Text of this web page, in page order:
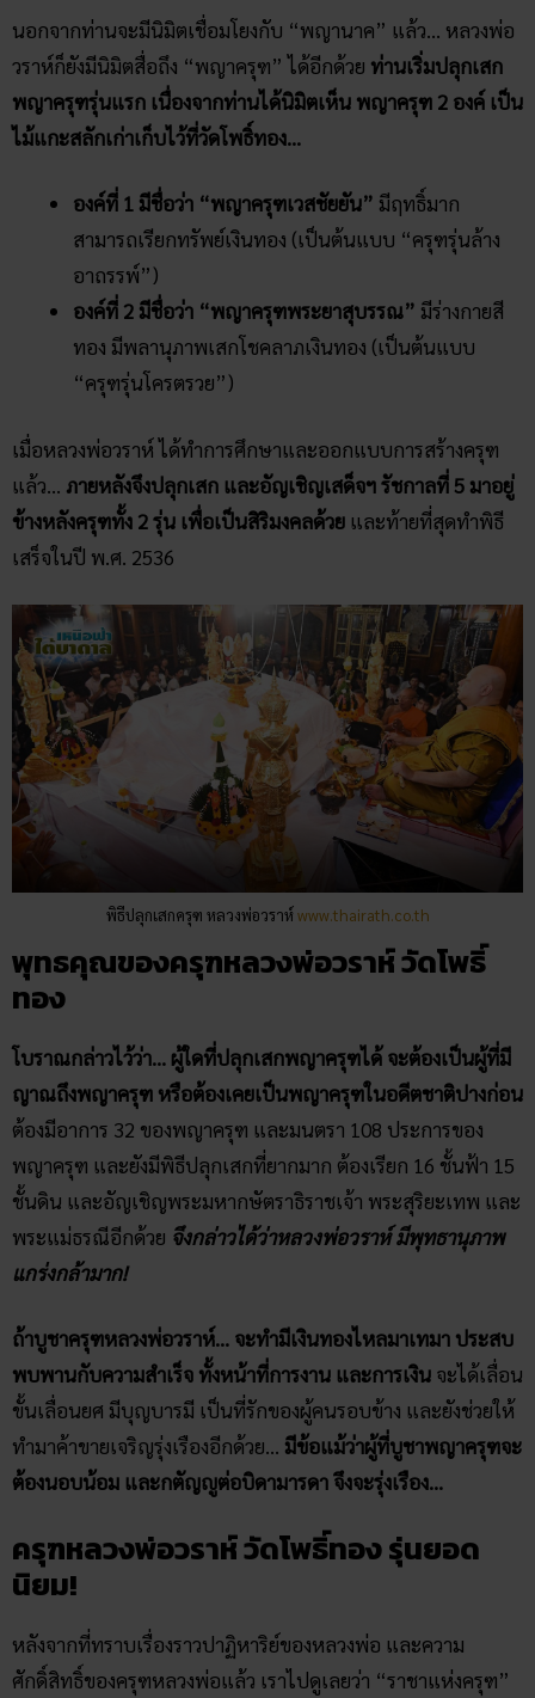
นอกจากท่านจะมีนิมิตเชื่อมโยงกับ “พญานาค” แล้ว… หลวงพ่อ
วราห์ก็ยังมีนิมิตสื่อถึง “พญาครุฑ” ได้อีกด้วย ท่านเริ่มปลุกเสก
พญาครุฑรุ่นแรก เนื่องจากท่านได้นิมิตเห็น พญาครุฑ 2 องค์ เป็น
ไม้แกะสลักเก่าเก็บไว้ที่วัดโพธิ์ทอง…
องค์ที่ 1 มีชื่อว่า “พญาครุฑเวสชัยยัน” มีฤทธิ์มาก
สามารถเรียกทรัพย์เงินทอง (เป็นต้นแบบ “ครุฑรุ่นล้าง
อาถรรพ์”)
องค์ที่ 2 มีชื่อว่า “พญาครุฑพระยาสุบรรณ” มีร่างกายสี
ทอง มีพลานุภาพเสกโชคลาภเงินทอง (เป็นต้นแบบ
“ครุฑรุ่นโครตรวย”)
เมื่อหลวงพ่อวราห์ ได้ทำการศึกษาและออกแบบการสร้างครุฑ
แล้ว… ภายหลังจึงปลุกเสก และอัญเชิญเสด็จฯ รัชกาลที่ 5 มาอยู่
ข้างหลังครุฑทั้ง 2 รุ่น เพื่อเป็นสิริมงคลด้วย และท้ายที่สุดทำพิธี
เสร็จในปี พ.ศ. 2536
พิธีปลุกเสกครุฑ หลวงพ่อวราห์ www.thairath.co.th
พุทธคุณของครุฑหลวงพ่อวราห์​ วัดโพธิ์​
ทอง
โบราณกล่าวไว้ว่า… ผู้ใดที่ปลุกเสกพญาครุฑได้ จะต้องเป็นผู้ที่มี
ญาณถึงพญาครุฑ หรือต้องเคยเป็นพญาครุฑในอดีตชาติปางก่อน
ต้องมีอาการ 32 ของพญาครุฑ และมนตรา 108 ประการของ
พญาครุฑ และยังมีพิธีปลุกเสกที่ยากมาก ต้องเรียก 16 ชั้นฟ้า 15
ชั้นดิน และอัญเชิญพระมหากษัตราธิราชเจ้า พระสุริยะเทพ และ
พระแม่ธรณีอีกด้วย จึงกล่าวได้ว่าหลวงพ่อวราห์ มีพุทธานุภาพ
แกร่งกล้ามาก!
ถ้าบูชาครุฑหลวงพ่อวราห์… จะทำมีเงินทองไหลมาเทมา ประสบ
พบพานกับความสำเร็จ ทั้งหน้าที่การงาน และการเงิน จะได้เลื่อน
ขั้นเลื่อนยศ มีบุญบารมี เป็นที่รักของผู้คนรอบข้าง และยังช่วยให้
ทำมาค้าขายเจริญรุ่งเรืองอีกด้วย… มีข้อแม้ว่าผู้ที่บูชาพญาครุฑจะ
ต้องนอบน้อม และกตัญญูต่อบิดามารดา จึงจะรุ่งเรือง…
ครุฑหลวงพ่อวราห์​ วัดโพธิ์​ทอง รุ่นยอด
นิยม!
หลังจากที่ทราบเรื่องราวปาฏิหาริย์ของหลวงพ่อ และความ
ศักดิ์สิทธิ์ของครุฑหลวงพ่อแล้ว เราไปดูเลยว่า “ราชาแห่งครุฑ”